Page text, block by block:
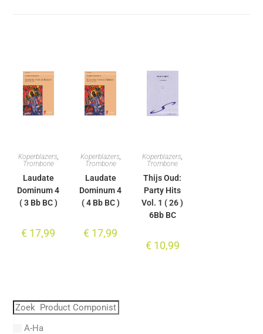
Koperblazers,
Trombone
Laudate
Dominum 4
( 3 Bb BC )
€ 17,99
Koperblazers,
Trombone
Laudate
Dominum 4
( 4 Bb BC )
€ 17,99
Koperblazers,
Trombone
Thijs Oud:
Party Hits
Vol. 1 ( 26 )
6Bb BC
€10,99
A-Ha